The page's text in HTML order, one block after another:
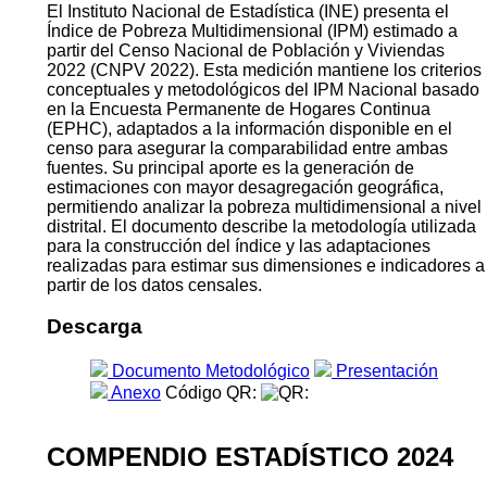
El Instituto Nacional de Estadística (INE) presenta el
Índice de Pobreza Multidimensional (IPM) estimado a
partir del Censo Nacional de Población y Viviendas
2022 (CNPV 2022). Esta medición mantiene los criterios
conceptuales y metodológicos del IPM Nacional basado
en la Encuesta Permanente de Hogares Continua
(EPHC), adaptados a la información disponible en el
censo para asegurar la comparabilidad entre ambas
fuentes. Su principal aporte es la generación de
estimaciones con mayor desagregación geográfica,
permitiendo analizar la pobreza multidimensional a nivel
distrital. El documento describe la metodología utilizada
para la construcción del índice y las adaptaciones
realizadas para estimar sus dimensiones e indicadores a
partir de los datos censales.
Descarga
Documento Metodológico
Presentación
Anexo Código QR:
COMPENDIO ESTADÍSTICO 2024